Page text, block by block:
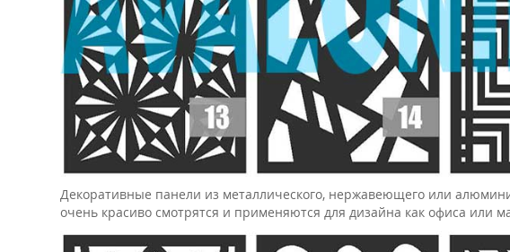
Декоративные панели из металлического, нержавеющего или
очень красиво смотрятся и применяются для дизайна как офиса или